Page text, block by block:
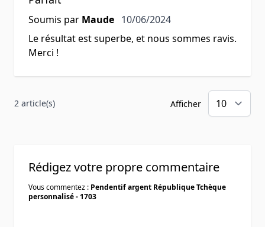
Soumis par Maude 10 juin 2024
10/06/2024
Le résultat est superbe, et nous sommes ravis.
Merci !
2 article(s) Afficher
Rédigez votre propre commentaire
Vous commentez : Pendentif argent République Tchèque
personnalisé - 1703